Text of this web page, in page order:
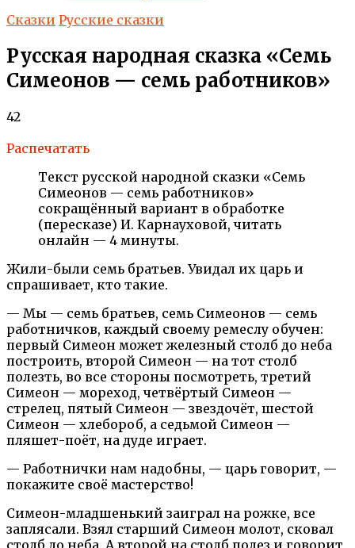
Сказки Русские сказки
Русская народная сказка «Семь
Симеонов — семь работников»
42
Распечатать
Текст русской народной сказки «Семь
Симеонов — семь работников»
сокращённый вариант в обработке
(пересказе) И. Карнауховой, читать
онлайн — 4 минуты.
Жили-были семь братьев. Увидал их царь и
спрашивает, кто такие.
— Мы — семь братьев, семь Симеонов — семь
работничков, каждый своему ремеслу обучен:
первый Симеон может железный столб до неба
построить, второй Симеон — на тот столб
полезть, во все стороны посмотреть, третий
Симеон — мореход, четвёртый Симеон —
стрелец, пятый Симеон — звездочёт, шестой
Симеон — хлебороб, а седьмой Симеон —
пляшет-поёт, на дуде играет.
— Работнички нам надобны, — царь говорит, —
покажите своё мастерство!
Симеон-младшенький заиграл на рожке, все
заплясали. Взял старший Симеон молот, сковал
столб до неба. А второй на столб полез и говорит,